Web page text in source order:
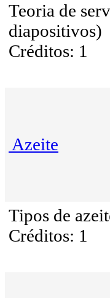
Teoria de
diapositivos)
Créditos: 1
Azeite
Tipos de
Créditos: 1